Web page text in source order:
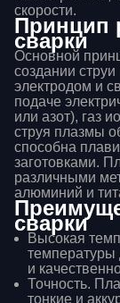
скорости.
Принцип
сварки
Основной
создании
электродом и
подаче
или азот), газ
струя плазмы
способна
заготовками.
различными
алюминий и
сварки
Высокая
температуры
и
Точность.
тонкие и